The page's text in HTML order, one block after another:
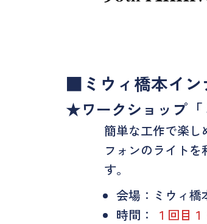
■ミウィ橋本イン
★ワークショップ
簡単な工作で楽し
フォンのライト
す。
会場：ミウィ橋
時間：
１回目